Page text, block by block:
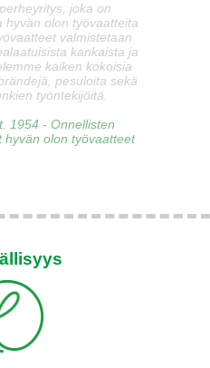
joka on
hyvän olon työvaatteita
valmistetaan
kankaista ja
kaiken kokoisia
pesuloita sekä
työntekijöitä.
1954 - Onnellisten
hyvän olon työvaatteet